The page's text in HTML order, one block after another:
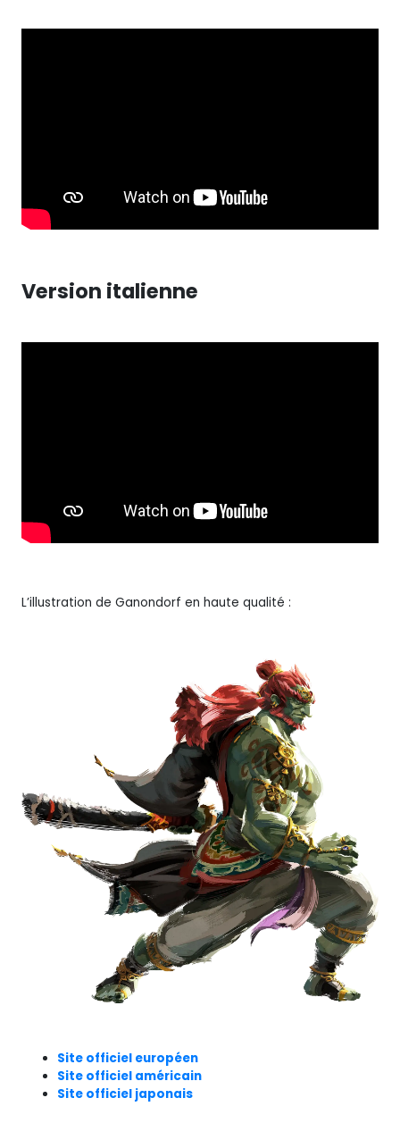
Version italienne
L’illustration de Ganondorf en haute qualité :
Site officiel européen
Site officiel américain
Site officiel japonais